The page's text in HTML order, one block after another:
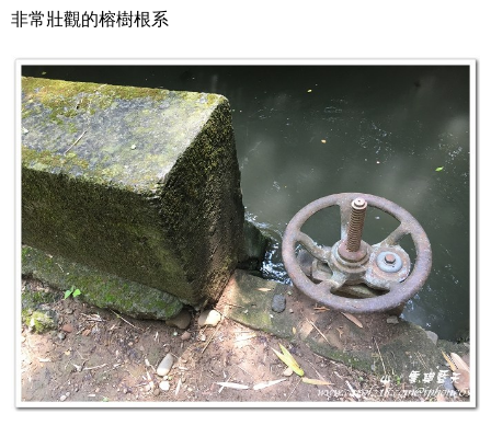
非常壯觀的榕樹根系